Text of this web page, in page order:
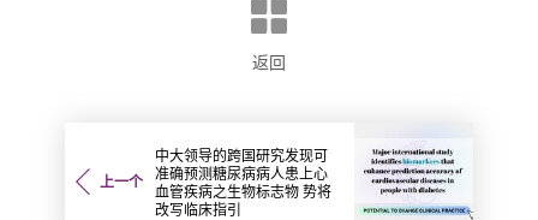
返回
上一个
中大领导的跨国研究发现可
准确预测糖尿病病人患上心
血管疾病之生物标志物 势将
改写临床指引